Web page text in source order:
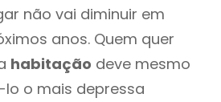
não vai diminuir em
anos. Quem quer
habitação deve mesmo
o mais depressa